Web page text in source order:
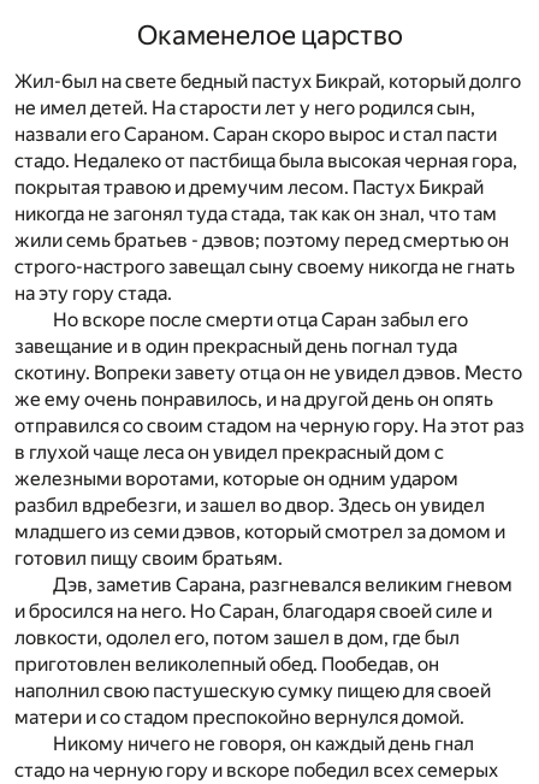
Окаменелое царство
Жил-6ыл на свете бедный пастух Бикрай, который долго
не имел детей. На старости лет у него родился сын,
назвали его Сараном. Саран скоро вырос и стал пасти
стадо. Недалеко от пастбища была высокая черная гора,
покрытая травою и дремучим лесом. Пастух Бикрай
никогда не загонял туда стада, так как он знал, что там
жили семь братьев - дэвов; поэтому перед смертью он
строго-настрого завещал сыну своему никогда не гнать
на эту гору стада.
Но вскоре после смерти отца Саран забыл его
завещание и в один прекрасный день погнал туда
скотину. Вопреки завету отца он не увидел дэвов. Место
же ему очень понравилось, и на другой день он опять
отправился со своим стадом на черную гору. На этот раз
в глухой чаще леса он увидел прекрасный дом с
железными воротами, которые он одним ударом
разбил вдребезги, и зашел во двор. Здесь он увидел
младшего из семи дэвов, который смотрел за домом и
готовил пищу своим братьям.
Дэв, заметив Сарана, разгневался великим гневом
и бросился на него. Но Саран, благодаря своей силе и
ловкости, одолел его, потом зашел в дом, где был
приготовлен великолепный обед. Пообедав, он
наполнил свою пастушескую сумку пищею для своей
матери и со стадом преспокойно вернулся домой.
Никому ничего не говоря, он каждый день гнал
стадо на черную гору и вскоре победил всех семерых